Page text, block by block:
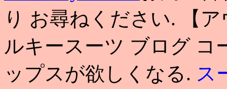
り お尋ねください. 【
ルキースーツ ブログ コ
ップスが欲しくなる. ス